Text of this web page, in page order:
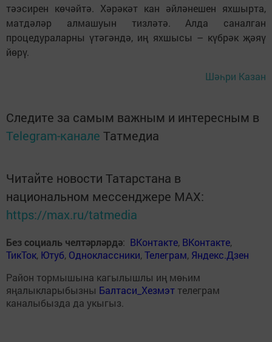
тәэсирен көчәйтә. Хәрәкәт кан әйләнешен яхшырта,
матдәләр алмашуын тизләтә. Алда саналган
процедураларны үтәгәндә, иң яхшысы – күбрәк җәяү
йөрү.
Шәһри Казан
Следите за самым важным и интересным в
Telegram-канале Татмедиа
Читайте новости Татарстана в
национальном мессенджере MАХ:
https://max.ru/tatmedia
Без социаль челтәрләрдә: ВКонтакте, ВКонтакте,
ТикТок, Ютуб, Одноклассники,Телеграм, Яндекс.Дзен
Район тормышына кагылышлы иң мөһим
яңалыкларыбызны Балтаси_Хезмэт телеграм
каналыбызда да укыгыз.